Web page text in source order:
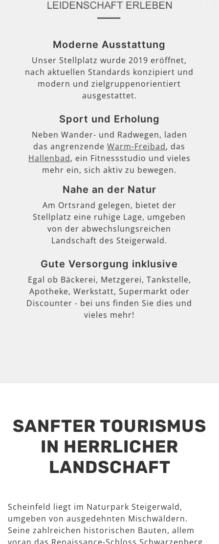
Moderne Ausstattung
Unser Stellplatz wurde 2019 eröffnet,
nach aktuellen Standards konzipiert und
modern und zielgruppenorientiert
ausgestattet.
Sport und Erholung
Neben Wander- und Radwegen, laden
das angrenzendeWarm-Freibad, das
Hallenbad, ein Fitnessstudio und vieles
mehr ein, sich aktiv zu bewegen.
Nahe an der Natur
Am Ortsrand gelegen, bietet der
Stellplatz eine ruhige Lage, umgeben
von der abwechslungsreichen
Landschaft des Steigerwald.
Gute Versorgung inklusive
Egal ob Bäckerei, Metzgerei, Tankstelle,
Apotheke, Werkstatt, Supermarkt oder
Discounter - bei uns finden Sie dies und
vieles mehr!
SANFTER TOURISMUS
IN HERRLICHER
LANDSCHAFT
Scheinfeld liegt im Naturpark Steigerwald,
umgeben von ausgedehnten Mischwäldern.
Seine zahlreichen historischen Bauten, allem